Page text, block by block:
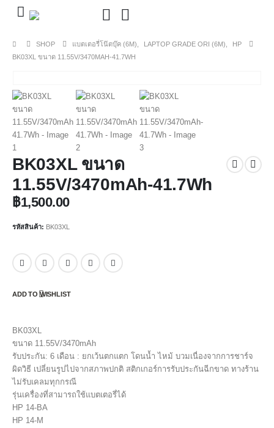
SHOP แบตเตอรี่โน๊ตบุ๊ค (6M) LAPTOP GRADE ORI (6M)
HP
BK03XL ขนาด 11.55V/3470MAH-41.7WH
BK03XL ขนาด
11.55V/3470mAh-41.7Wh
฿1,500.00
รหัสสินค้า: BK03XL
ADD TO WISHLIST
BK03XL
ขนาด 11.55V/3470mAh
รับประกัน: 6 เดือน : ยกเว้นตกแตก โดนน้ำ ไหม้ บวมเนื่องจากการชาร์จ
ผิดวิธี เปลี่ยนรูปไปจากสภาพปกติ สติกเกอร์การรับประกันฉีกขาด ทางร้าน
ไม่รับเคลมทุกกรณี
รุ่นเครื่องที่สามารถใช้แบตเตอรี่ได้
HP 14-BA
HP 14-M